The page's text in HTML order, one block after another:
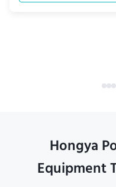
Hongya
Equipment